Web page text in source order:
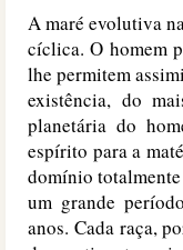
A maré evolutiva
cíclica. O homem
lhe permitem
existência, do
planetária do
espírito para a
domínio
um grande
anos. Cada raça,